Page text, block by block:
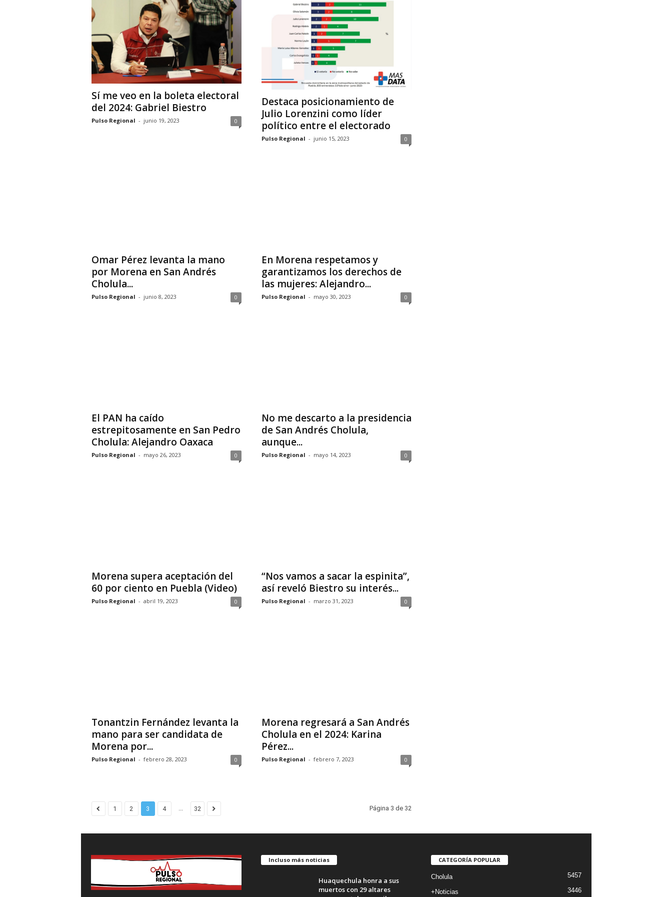
Sí me veo en la boleta electoral
del 2024: Gabriel Biestro
Pulso Regional - junio 19, 2023 0
Destaca posicionamiento de
Julio Lorenzini como líder
político entre el electorado
Pulso Regional - junio 15, 2023 0
Omar Pérez levanta la mano
por Morena en San Andrés
Cholula...
Pulso Regional - junio 8, 2023 0
En Morena respetamos y
garantizamos los derechos de
las mujeres: Alejandro...
Pulso Regional - mayo 30, 2023 0
El PAN ha caído
estrepitosamente en San Pedro
Cholula: Alejandro Oaxaca
Pulso Regional - mayo 26, 2023 0
No me descarto a la presidencia
de San Andrés Cholula,
aunque...
Pulso Regional - mayo 14, 2023 0
Morena supera aceptación del
60 por ciento en Puebla (Video)
Pulso Regional - abril 19, 2023 0
“Nos vamos a sacar la espinita”,
así reveló Biestro su interés...
Pulso Regional - marzo 31, 2023 0
Tonantzin Fernández levanta la
mano para ser candidata de
Morena por...
Pulso Regional - febrero 28, 2023 0
Morena regresará a San Andrés
Cholula en el 2024: Karina
Pérez...
Pulso Regional - febrero 7, 2023 0
1 2 3 4 ... 32 Página 3 de 32
Incluso más noticias
Huaquechula honra a sus
muertos con 29 altares
CATEGORÍA POPULAR
Cholula 5457
+Noticias 3446